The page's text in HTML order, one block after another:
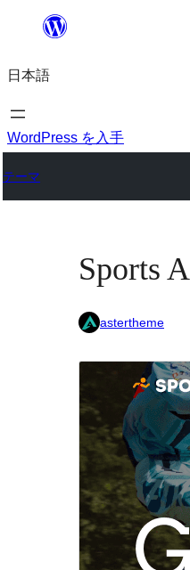
を
ス
キ
プ
日本語
WordPress を入手
テーマ
Sports
astertheme